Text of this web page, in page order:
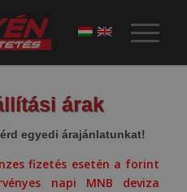
árak
egyedi árajánlatunkat!
fizetés esetén a forint
napi MNB deviza